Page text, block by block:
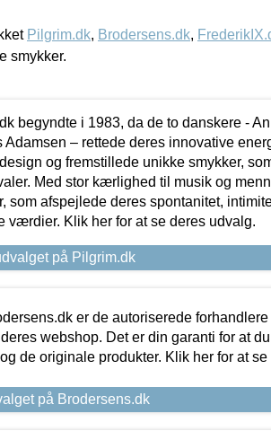
Pilgrim.dk, Brodersens.dk,
smykker.
begyndte i 1983, da de to danskere -
Adamsen – rettede deres innovative
og fremstillede unikke smykker,
Med stor kærlighed til musik og
som afspejlede deres spontanitet,
værdier. Klik her for at se deres udvalg.
på Pilgrim.dk
er de autoriserede
webshop. Det er din garanti for at
de originale produkter. Klik her for at
på Brodersens.dk